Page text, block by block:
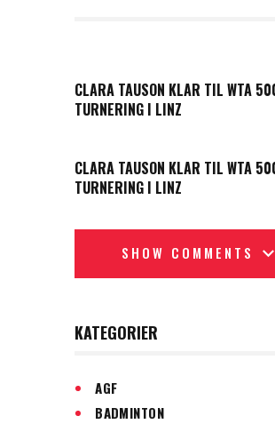
CLARA TAUSON KLAR TIL WTA
TURNERING I LINZ
CLARA TAUSON KLAR TIL WTA
TURNERING I LINZ
SHOW COMMENTS
KATEGORIER
AGF
BADMINTON